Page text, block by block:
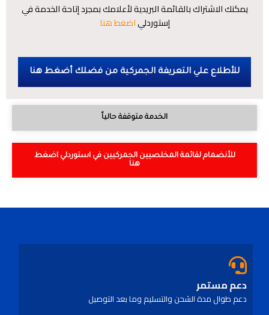
يمكنك الاشتراك بالقائمة البريدية لأعلامك بمجرد إتاحة الخدمة في
إستوردلياضغط هنا
للأطلاع علي التعريفة الجمركية من فضلك أضغط هنا
الخدمة متوقفة حالياً
للأنضمام لقائمة المخلصيين الجمركيين في استوردلي اضغط
هنا
دعم مستمر
دعم طوال مدة الشحن والتسليم وما بعد التوصيل